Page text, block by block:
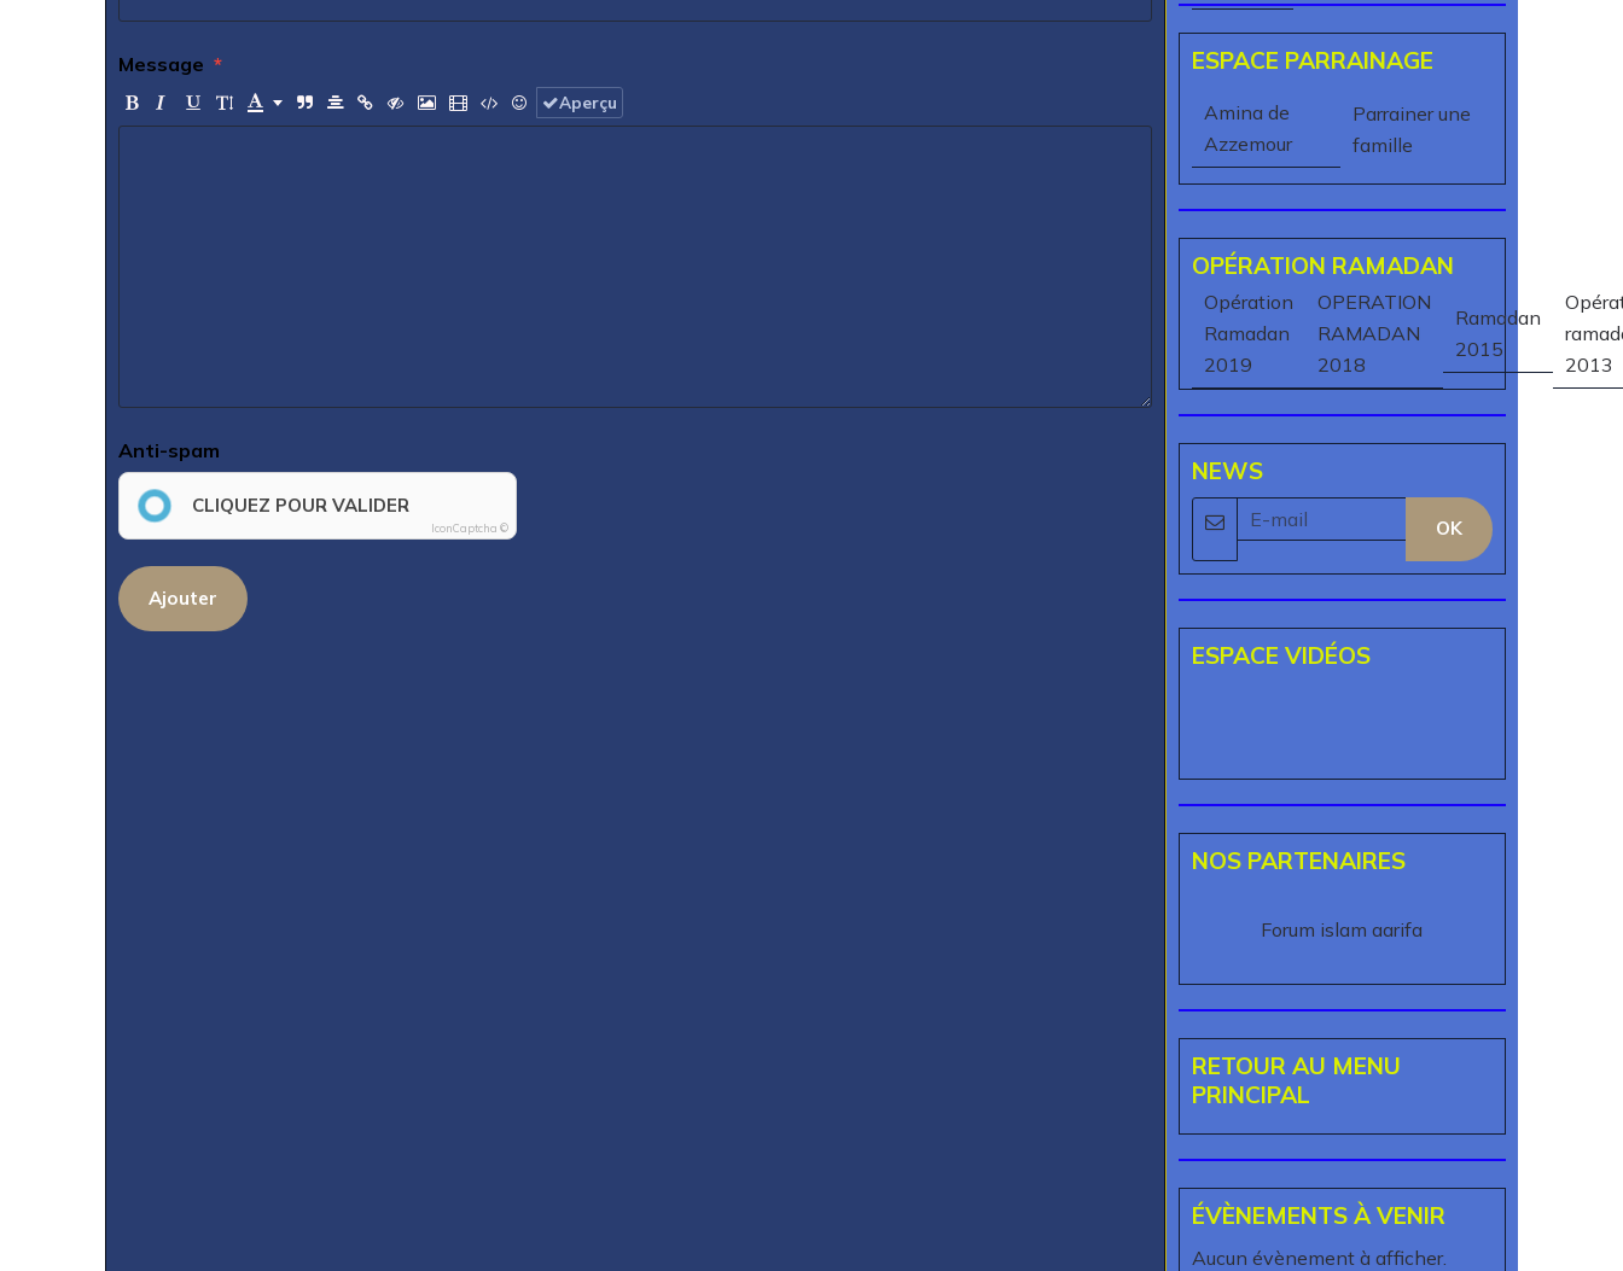
Message
Aperçu
Anti-spam
CLIQUEZ POUR VALIDER
IconCaptcha ©
Ajouter
ESPACE PARRAINAGE
Amina de
Azzemour
Parrainer une
famille
OPÉRATION RAMADAN
Opération
Ramadan
2019
OPERATION
RAMADAN
2018
Ramadan
2015
2013
NEWS
OK
ESPACE VIDÉOS
NOS PARTENAIRES
Forum islam aarifa
RETOUR AU MENU
PRINCIPAL
ÉVÈNEMENTS À VENIR
Aucun évènement à afficher.